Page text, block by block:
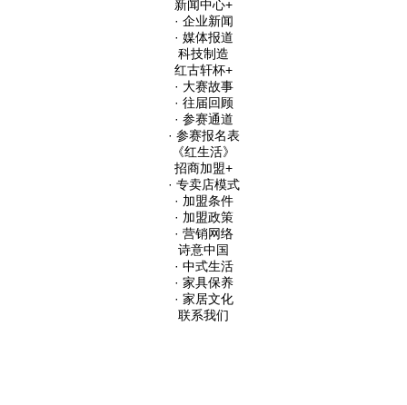
新闻中心+
· 企业新闻
· 媒体报道
科技制造
红古轩杯+
· 大赛故事
· 往届回顾
· 参赛通道
· 参赛报名表
《红生活》
招商加盟+
· 专卖店模式
· 加盟条件
· 加盟政策
· 营销网络
诗意中国
· 中式生活
· 家具保养
· 家居文化
联系我们